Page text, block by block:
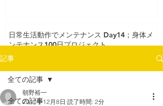
日常生活動作でメンテナンス Day14；身体メ
ンテナンス100日プロジェクト
記事
全ての記事
全ての記事
朝野裕一
2017年12月8日 読了時間: 2分